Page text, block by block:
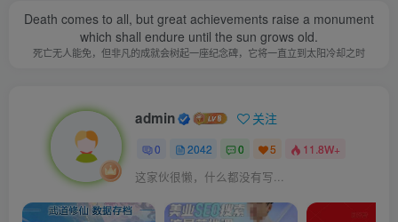
Death comes to all, but great achievements raise a monument
which shall endure until the sun grows old.
死亡无人能免，但非凡的成就会树起一座纪念碑，它将一直立到太阳冷却之时
admin 关注
0 2042 0 5 11.8W+
这家伙很懒，什么都没有写...